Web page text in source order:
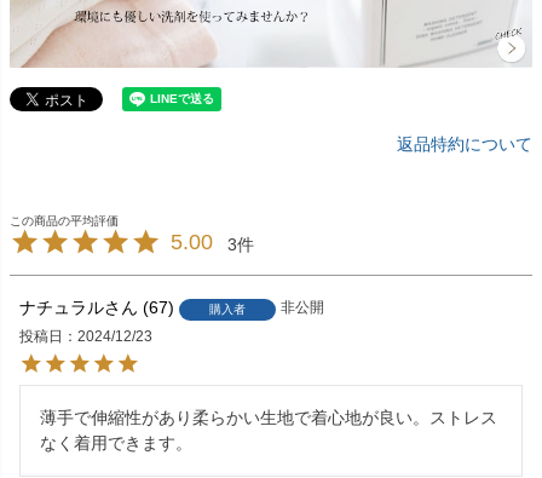
返品特約について
5.00 3
ナチュラル 67 購入者
非公開
投稿日
2024/12/23
薄手で伸縮性があり柔らかい生地で着心地が良い。ストレス
なく着用できます。